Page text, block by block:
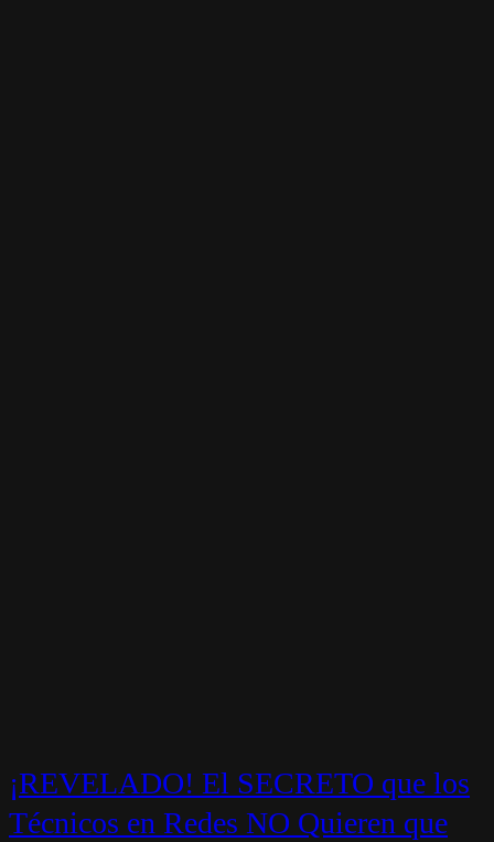
¡REVELADO! El SECRETO que los
Técnicos en Redes NO Quieren que